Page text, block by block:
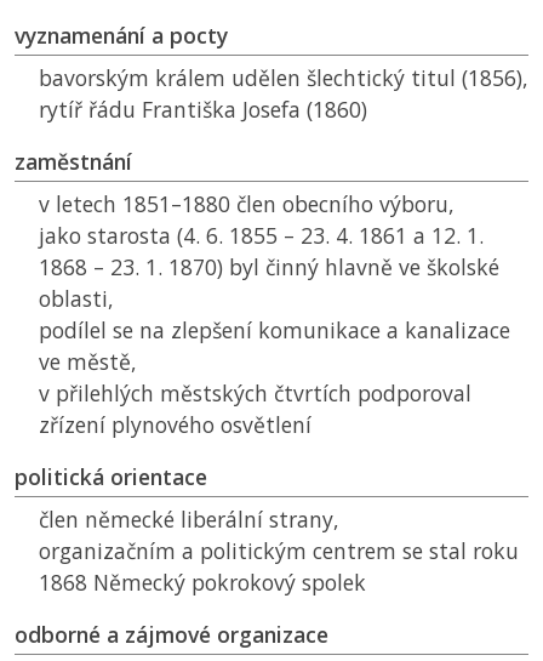
vyznamenání a pocty
bavorským králem udělen šlechtický titul (1856),
rytíř řádu Františka Josefa (1860)
zaměstnání
v letech 1851–1880 člen obecního výboru,
jako starosta (4. 6. 1855 – 23. 4. 1861 a 12. 1.
1868 – 23. 1. 1870) byl činný hlavně ve školské
oblasti,
podílel se na zlepšení komunikace a kanalizace
ve městě,
v přilehlých městských čtvrtích podporoval
zřízení plynového osvětlení
politická orientace
člen německé liberální strany,
organizačním a politickým centrem se stal roku
1868 Německý pokrokový spolek
odborné a zájmové organizace